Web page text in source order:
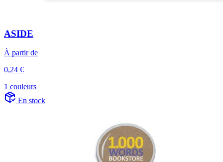
ASIDE
À partir de
0,24 €
1 couleurs
En stock